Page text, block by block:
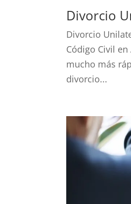
Divorcio
Divorcio
Código Civil
mucho más
divorcio...